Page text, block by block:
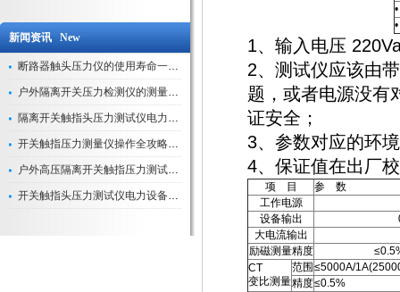
新闻资讯 New
断路器触头压力仪的使用寿命一般是多久？
户外隔离开关压力检测仪的测量数据如何与GIS系统对接实现智能化运维？
隔离开关触指头压力测试仪电力系统安全运行的“定海神针”
开关触指压力测量仪操作全攻略：从准备到精准测量的实战指南
户外高压隔离开关触指压力测试仪的作用与价值
开关触指头压力测试仪电力设备安全的“隐形守护者”
•
•
1、输入电压
2、测试仪应该由
题，或者电源没有
证安全；
3、参数对应的环
4、保证值在出厂
项 目
参 数
工作电源
设备输出
大电流输出
励磁测量精度
CT
变比测量
范围 ≤5000A/
精度≤0.5%